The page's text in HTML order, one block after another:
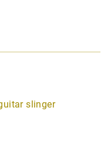
slinger